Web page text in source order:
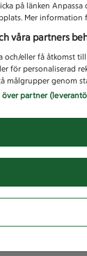
på länken
Mer information
våra partners
och/eller få åtkomst
för personaliserad
målgrupper genom
över partner